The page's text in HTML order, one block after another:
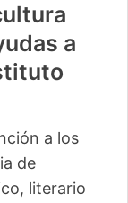
a
a los
de
literario